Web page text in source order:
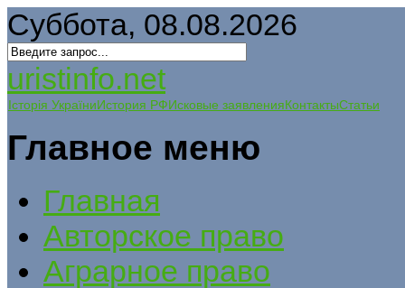
Суббота, 08.08.2026
uristinfo.net
Історія УкраїниИстория РФИсковые заявленияКонтактыСтатьи
Главное меню
Главная
Авторское право
Аграрное право